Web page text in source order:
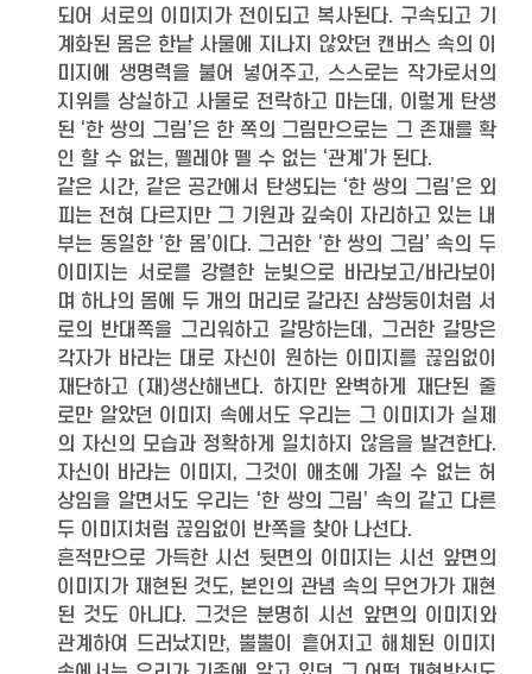
되어 서로의 이미지가 전이되고 복사된다. 구속되고 기
계화된 몸은 한낱 사물에 지나지 않았던 캔버스 속의 이
미지에 생명력을 불어 넣어주고, 스스로는 작가로서의
지위를 상실하고 사물로 전락하고 마는데, 이렇게 탄생
된 ‘한 쌍의 그림’은 한 쪽의 그림만으로는 그 존재를 확
인 할 수 없는, 뗄레야 뗄 수 없는 ‘관계’가 된다.
같은 시간, 같은 공간에서 탄생되는 ‘한 쌍의 그림’은 외
피는 전혀 다르지만 그 기원과 깊숙이 자리하고 있는 내
부는 동일한 ‘한 몸’이다. 그러한 ‘한 쌍의 그림’ 속의 두
이미지는 서로를 강렬한 눈빛으로 바라보고/바라보이
며 하나의 몸에 두 개의 머리로 갈라진 샴쌍둥이처럼 서
로의 반대쪽을 그리워하고 갈망하는데, 그러한 갈망은
각자가 바라는 대로 자신이 원하는 이미지를 끊임없이
재단하고 (재)생산해낸다. 하지만 완벽하게 재단된 줄
로만 알았던 이미지 속에서도 우리는 그 이미지가 실제
의 자신의 모습과 정확하게 일치하지 않음을 발견한다.
자신이 바라는 이미지, 그것이 애초에 가질 수 없는 허
상임을 알면서도 우리는 ‘한 쌍의 그림’ 속의 같고 다른
두 이미지처럼 끊임없이 반쪽을 찾아 나선다.
흔적만으로 가득한 시선 뒷면의 이미지는 시선 앞면의
이미지가 재현된 것도, 본인의 관념 속의 무언가가 재현
된 것도 아니다. 그것은 분명히 시선 앞면의 이미지와
관계하여 드러났지만, 뿔뿔이 흩어지고 해체된 이미지